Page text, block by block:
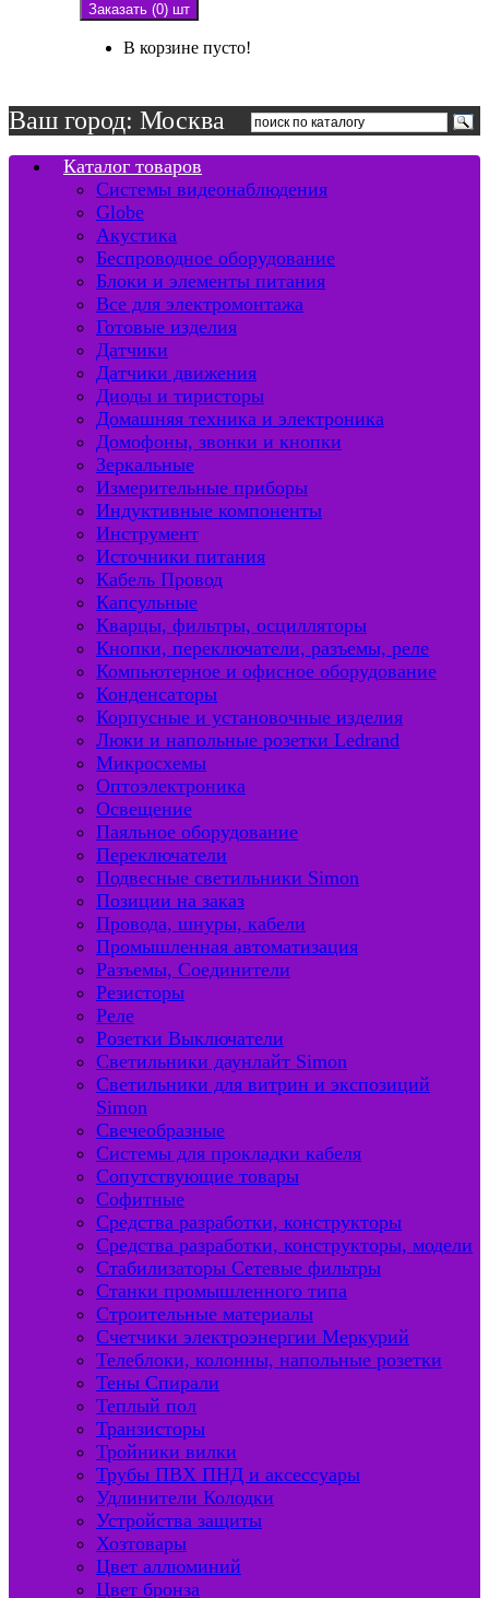
Заказать (0) шт
В корзине пусто!
Ваш город: Москва
Каталог товаров
Системы видеонаблюдения
Globe
Акустика
Беспроводное оборудование
Блоки и элементы питания
Все для электромонтажа
Готовые изделия
Датчики
Датчики движения
Диоды и тиристоры
Домашняя техника и электроника
Домофоны, звонки и кнопки
Зеркальные
Измерительные приборы
Индуктивные компоненты
Инструмент
Источники питания
Кабель Провод
Капсульные
Кварцы, фильтры, осцилляторы
Кнопки, переключатели, разъемы, реле
Компьютерное и офисное оборудование
Конденсаторы
Корпусные и установочные изделия
Люки и напольные розетки Ledrand
Микросхемы
Оптоэлектроника
Освещение
Паяльное оборудование
Переключатели
Подвесные светильники Simon
Позиции на заказ
Провода, шнуры, кабели
Промышленная автоматизация
Разъемы, Соединители
Резисторы
Реле
Розетки Выключатели
Светильники даунлайт Simon
Светильники для витрин и экспозиций
Simon
Свечеобразные
Системы для прокладки кабеля
Сопутствующие товары
Софитные
Средства разработки, конструкторы
Средства разработки, конструкторы, модели
Стабилизаторы Сетевые фильтры
Станки промышленного типа
Строительные материалы
Счетчики электроэнергии Меркурий
Телеблоки, колонны, напольные розетки
Тены Спирали
Теплый пол
Транзисторы
Тройники вилки
Трубы ПВХ ПНД и аксессуары
Удлинители Колодки
Устройства защиты
Хозтовары
Цвет аллюминий
Цвет бронза